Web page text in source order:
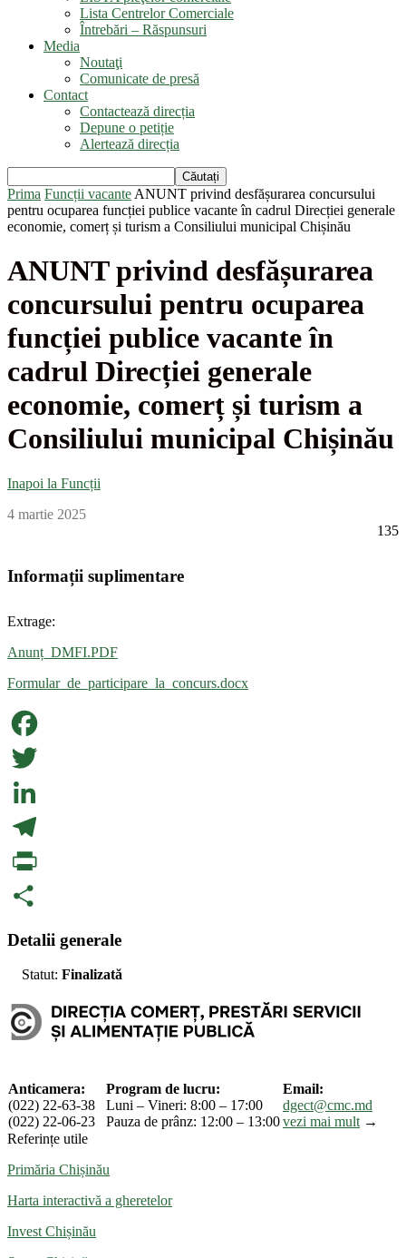
Lista Centrelor Comerciale
Întrebări – Răspunsuri
Media
Noutaţi
Comunicate de presă
Contact
Contactează direcția
Depune o petiție
Alertează direcția
Prima Funcții vacante ANUNT privind desfășurarea concursului
pentru ocuparea funcției publice vacante în cadrul Direcției generale
economie, comerț și turism a Consiliului municipal Chișinău
ANUNT privind desfășurarea
concursului pentru ocuparea
funcției publice vacante în
cadrul Direcției generale
economie, comerț și turism a
Consiliului municipal Chișinău
Inapoi la Funcții
4 martie 2025
135
Informații suplimentare
Extrage:
Anunț_DMFI.PDF
Formular_de_participare_la_concurs.docx
Facebook
Twitter
LinkedIn
Telegram
PrintFriendly
Partajează
Detalii generale
Statut: Finalizată
Anticamera:
(022) 22-63-38
(022) 22-06-23
Program de lucru:
Luni – Vineri: 8:00 – 17:00
Pauza de prânz: 12:00 – 13:00
Email:
dgect@cmc.md
vezi mai mult →
Referințe utile
Primăria Chișinău
Harta interactivă a gheretelor
Invest Chișinău